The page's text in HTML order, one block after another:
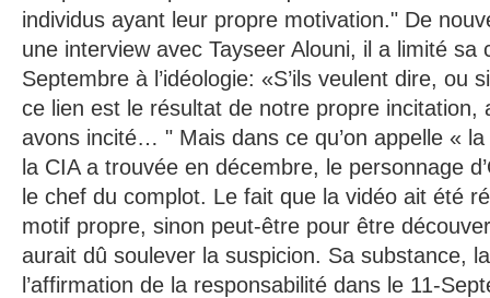
individus ayant leur propre motivation." De
une interview avec Tayseer Alouni, il a limité sa
Septembre à l’idéologie: «S’ils veulent dire, ou
ce lien est le résultat de notre propre incitation,
avons incité… " Mais dans ce qu’on appelle «
la CIA a trouvée en décembre, le personnage
le chef du complot. Le fait que la vidéo ait été
motif propre, sinon peut-être pour être
aurait dû soulever la suspicion. Sa substance,
l’affirmation de la responsabilité dans le 11-